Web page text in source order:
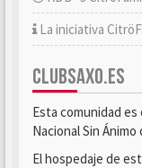
La iniciativa
CLUBSAXO.ES
Esta comunidad
Nacional Sin
El hospedaje de